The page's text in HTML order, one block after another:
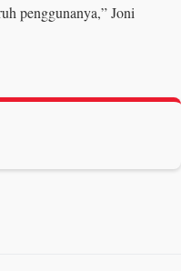
penggunanya,” Joni